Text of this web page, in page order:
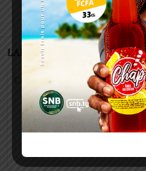
LAISSER UN COMMENTAIRE